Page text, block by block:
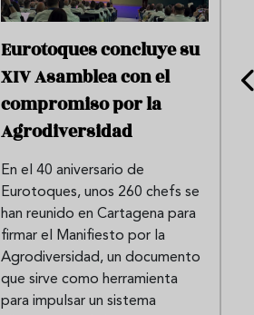
Eurotoques concluye su
XIV Asamblea con el
compromiso por la
Agrodiversidad
En el 40 aniversario de
Eurotoques, unos 260 chefs se
han reunido en Cartagena para
firmar el Manifiesto por la
Agrodiversidad, un documento
que sirve como herramienta
para impulsar un sistema